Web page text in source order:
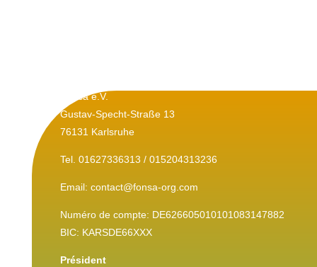
Fonsa e.V.
Gustav-Specht-Straße 13
76131 Karlsruhe
Tel. 01627336313 / 015204313236
Email: contact@fonsa-org.com
Numéro de compte: DE626605010101083147882
BIC: KARSDE66XXX
Président